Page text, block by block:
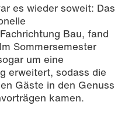
es wieder soweit: Das
Bau, fand
Sommersemester
um eine
erweitert, sodass die
Gäste in den Genuss
kamen.